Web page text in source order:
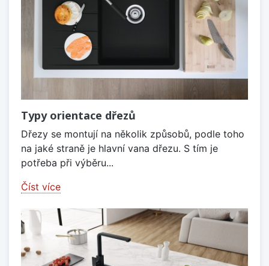
Typy orientace dřezů
Dřezy se montují na několik způsobů, podle toho
na jaké straně je hlavní vana dřezu. S tím je
potřeba při výběru...
Číst více